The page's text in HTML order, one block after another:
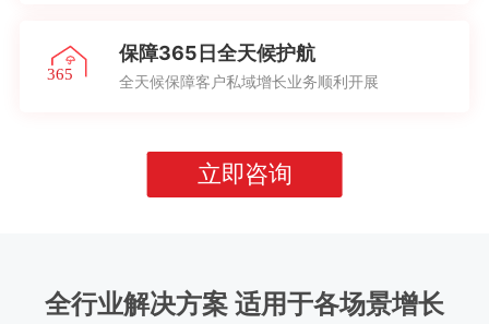
保障365日全天候护航
全天候保障客户私域增长业务顺利开展
立即咨询
全行业解决方案 适用于各场景增长